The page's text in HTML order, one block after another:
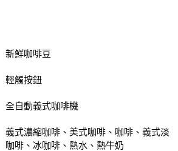
新鮮咖啡豆
輕觸按鈕
全自動義式咖啡機
義式濃縮咖啡、美式咖啡、咖啡、義式淡
咖啡、冰咖啡、熱水、熱牛奶